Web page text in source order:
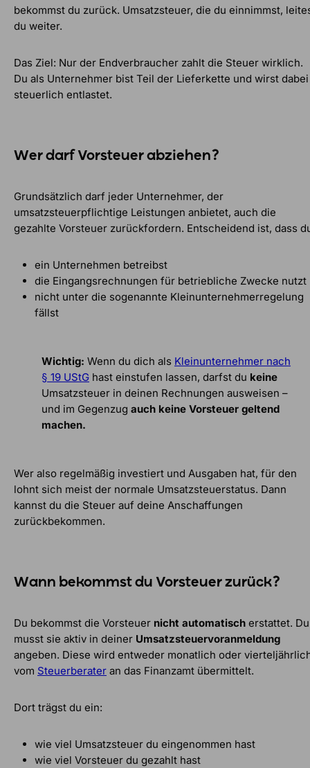
bekommst du zurück. Umsatzsteuer, die du einnimmst,
du weiter.
Das Ziel: Nur der Endverbraucher zahlt die Steuer wirklich.
Du als Unternehmer bist Teil der Lieferkette und wirst dabei
steuerlich entlastet.
Wer darf Vorsteuer abziehen?
Grundsätzlich darf jeder Unternehmer, der
umsatzsteuerpflichtige Leistungen anbietet, auch die
gezahlte Vorsteuer zurückfordern. Entscheidend ist, dass
ein Unternehmen betreibst
die Eingangsrechnungen für betriebliche Zwecke nutzt
nicht unter die sogenannte Kleinunternehmerregelung
fällst
Wichtig: Wenn du dich als Kleinunternehmer nach
§ 19 UStG hast einstufen lassen, darfst du keine
Umsatzsteuer in deinen Rechnungen ausweisen –
und im Gegenzug auch keine Vorsteuer geltend
machen.
Wer also regelmäßig investiert und Ausgaben hat, für den
lohnt sich meist der normale Umsatzsteuerstatus. Dann
kannst du die Steuer auf deine Anschaffungen
zurückbekommen.
Wann bekommst du Vorsteuer zurück?
Du bekommst die Vorsteuer nicht automatisch erstattet. Du
musst sie aktiv in deiner Umsatzsteuervoranmeldung
angeben. Diese wird entweder monatlich oder
vom Steuerberater an das Finanzamt übermittelt.
Dort trägst du ein:
wie viel Umsatzsteuer du eingenommen hast
wie viel Vorsteuer du gezahlt hast